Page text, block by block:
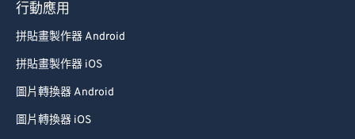
行動應用
拼貼畫製作器 Android
拼貼畫製作器 iOS
圖片轉換器 Android
圖片轉換器 iOS